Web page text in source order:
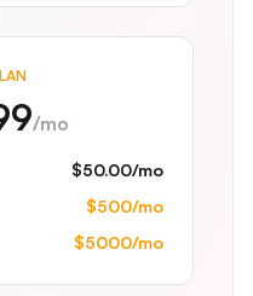
/mo
$50.00/mo
$500/mo
$5000/mo